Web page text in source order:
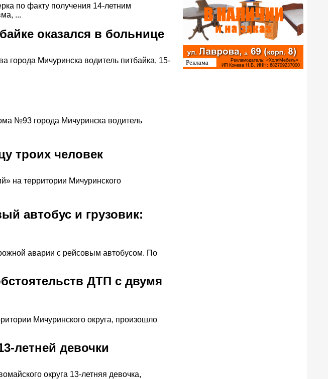
по факту получения 14-летним
...
оказался в больнице
Мичуринска водитель питбайка, 15-
№93 города Мичуринска водитель
троих человек
на территории Мичуринского
автобус и грузовик:
аварии с рейсовым автобусом. По
ДТП с двумя
Мичуринского округа, произошло
летней девочки
округа 13-летняя девочка,